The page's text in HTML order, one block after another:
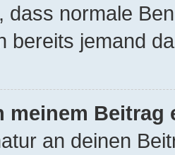
dass normale
bereits jemand
meinem
an deinen